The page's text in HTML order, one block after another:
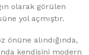
olarak görülen
yol açmıştır.
önüne alındığında,
kendisini modern